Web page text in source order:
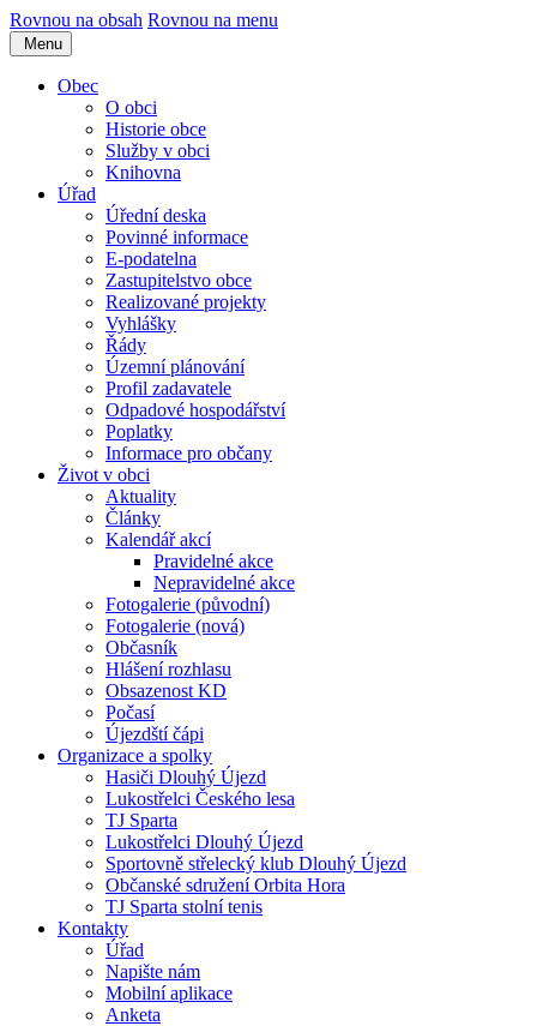
Rovnou na obsah Rovnou na menu
Menu
Obec
O obci
Historie obce
Služby v obci
Knihovna
Úřad
Úřední deska
Povinné informace
E-podatelna
Zastupitelstvo obce
Realizované projekty
Vyhlášky
Řády
Územní plánování
Profil zadavatele
Odpadové hospodářství
Poplatky
Informace pro občany
Život v obci
Aktuality
Články
Kalendář akcí
Pravidelné akce
Nepravidelné akce
Fotogalerie (původní)
Fotogalerie (nová)
Občasník
Hlášení rozhlasu
Obsazenost KD
Počasí
Újezdští čápi
Organizace a spolky
Hasiči Dlouhý Újezd
Lukostřelci Českého lesa
TJ Sparta
Lukostřelci Dlouhý Újezd
Sportovně střelecký klub Dlouhý Újezd
Občanské sdružení Orbita Hora
TJ Sparta stolní tenis
Kontakty
Úřad
Napište nám
Mobilní aplikace
Anketa